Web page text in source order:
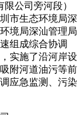
公司旁河段）
市生态环境局深
境局深汕管理局
组成综合协调
实施了沿河岸设
附河道油污等前
应急监测、污染